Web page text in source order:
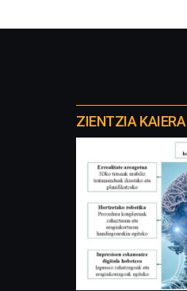
proyectos
ZIENTZIA KAIERA